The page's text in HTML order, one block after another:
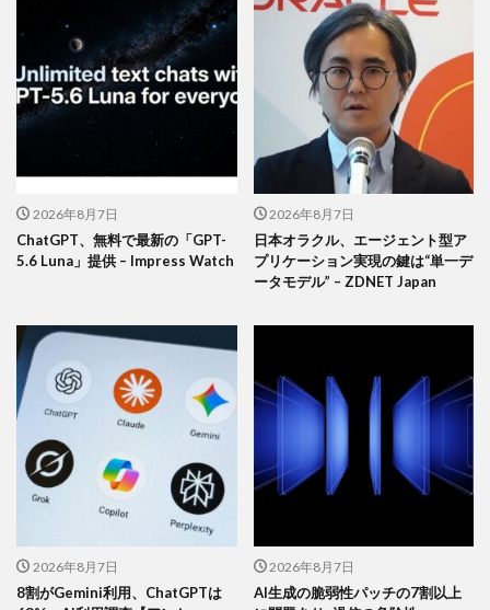
2026年8月7日
ChatGPT、無料で最新の「GPT-
5.6 Luna」提供 – Impress Watch
2026年8月7日
日本オラクル、エージェント型ア
プリケーション実現の鍵は“単一デ
ータモデル” – ZDNET Japan
2026年8月7日
8割がGemini利用、ChatGPTは
2026年8月7日
AI生成の脆弱性パッチの7割以上